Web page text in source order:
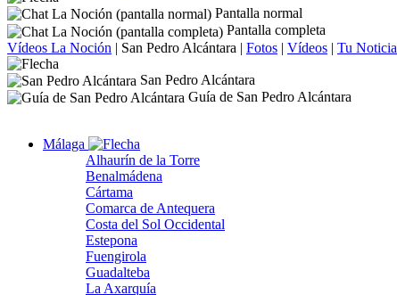
Pantalla normal
Pantalla completa
Vídeos La Noción | San Pedro Alcántara | Fotos | Vídeos | Tu Noticia
San Pedro Alcántara
Guía de San Pedro Alcántara
Málaga
Alhaurín de la Torre
Benalmádena
Cártama
Comarca de Antequera
Costa del Sol Occidental
Estepona
Fuengirola
Guadalteba
La Axarquía